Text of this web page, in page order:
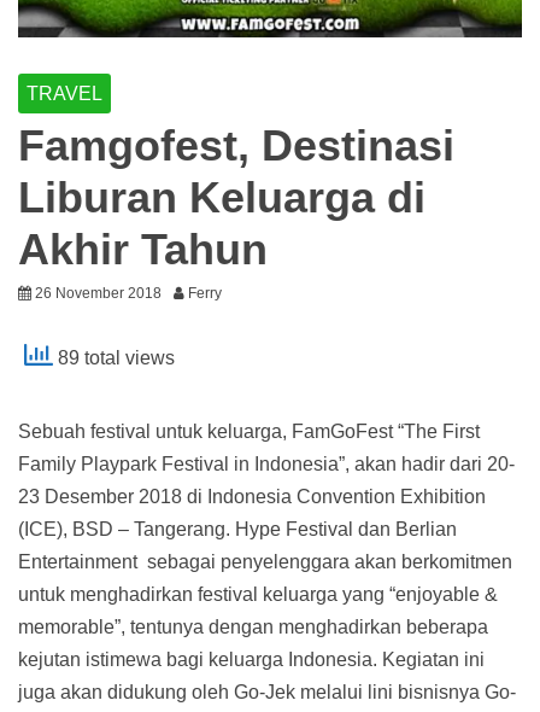
TRAVEL
Famgofest, Destinasi
Liburan Keluarga di
Akhir Tahun
26 November 2018 Ferry
89 total views
Sebuah festival untuk keluarga, FamGoFest “The First
Family Playpark Festival in Indonesia”, akan hadir dari 20-
23 Desember 2018 di Indonesia Convention Exhibition
(ICE), BSD – Tangerang. Hype Festival dan Berlian
Entertainment sebagai penyelenggara akan berkomitmen
untuk menghadirkan festival keluarga yang “enjoyable &
memorable”, tentunya dengan menghadirkan beberapa
kejutan istimewa bagi keluarga Indonesia. Kegiatan ini
juga akan didukung oleh Go-Jek melalui lini bisnisnya Go-